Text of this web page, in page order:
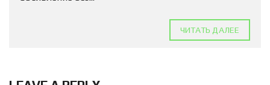
ЧИТАТЬ ДАЛЕЕ